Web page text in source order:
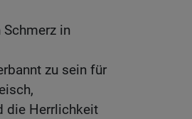
in
zu sein für
die Herrlichkeit